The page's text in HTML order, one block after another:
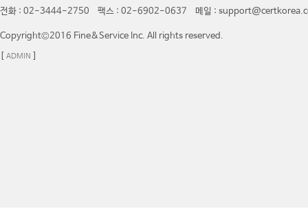
전화 : 02-3444-2750 팩스 : 02-6902-0637 메일 :
Copyright©2016 Fine&Service Inc. All rights reserved.
ADMIN